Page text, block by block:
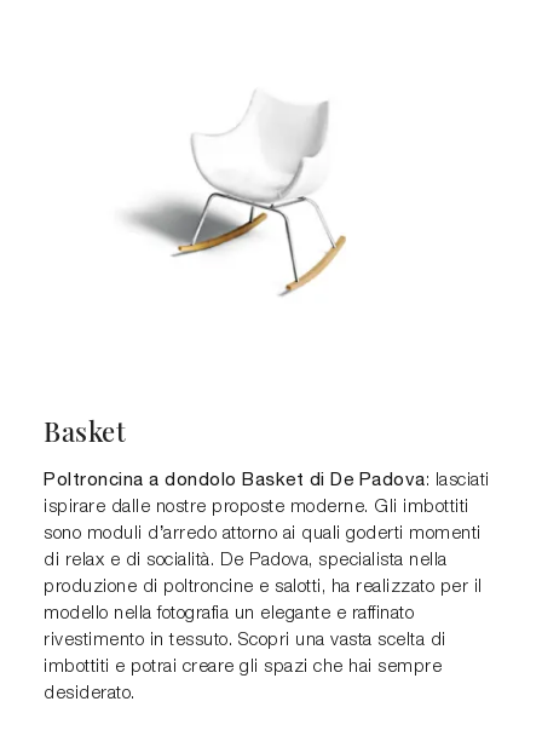
Basket
Poltroncina a dondolo Basket di De Padova: lasciati
ispirare dalle nostre proposte moderne. Gli imbottiti
sono moduli d’arredo attorno ai quali goderti momenti
di relax e di socialità. De Padova, specialista nella
produzione di poltroncine e salotti, ha realizzato per il
modello nella fotografia un elegante e raffinato
rivestimento in tessuto. Scopri una vasta scelta di
imbottiti e potrai creare gli spazi che hai sempre
desiderato.